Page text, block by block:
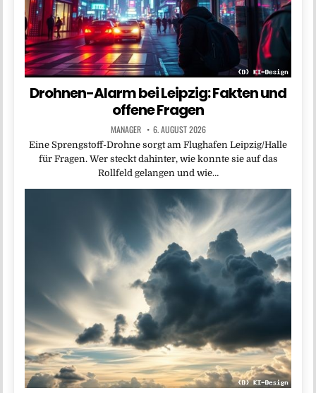
Drohnen-Alarm bei Leipzig: Fakten und
offene Fragen
MANAGER 6. AUGUST 2026
Eine Sprengstoff-Drohne sorgt am Flughafen Leipzig/Halle
für Fragen. Wer steckt dahinter, wie konnte sie auf das
Rollfeld gelangen und wie…